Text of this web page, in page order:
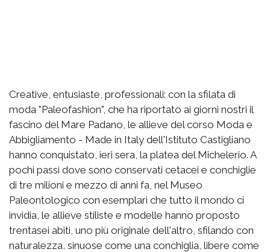
Creative, entusiaste, professionali: con la sfilata di
moda "Paleofashion", che ha riportato ai giorni nostri il
fascino del Mare Padano, le allieve del corso Moda e
Abbigliamento - Made in Italy dell'Istituto Castigliano
hanno conquistato, ieri sera, la platea del Michelerio. A
pochi passi dove sono conservati cetacei e conchiglie
di tre milioni e mezzo di anni fa, nel Museo
Paleontologico con esemplari che tutto il mondo ci
invidia, le allieve stiliste e modelle hanno proposto
trentasei abiti, uno più originale dell'altro, sfilando con
naturalezza, sinuose come una conchiglia, libere come